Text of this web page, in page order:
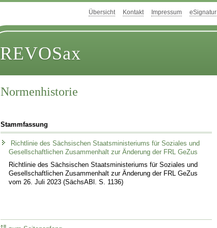
Übersicht Kontakt Impressum eSignatur
REVOSax
Normenhistorie
Stammfassung
Richtlinie des Sächsischen Staatsministeriums für Soziales und
Gesellschaftlichen Zusammenhalt zur Änderung der FRL GeZus
Richtlinie des Sächsischen Staatsministeriums für Soziales und
Gesellschaftlichen Zusammenhalt zur Änderung der FRL GeZus
vom 26. Juli 2023 (SächsABl. S. 1136)